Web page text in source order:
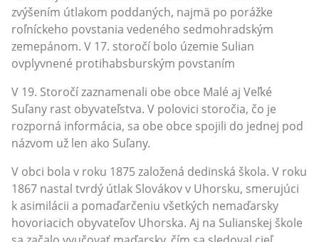
zvýšením útlakom poddaných, najmä po porážke
roľníckeho povstania vedeného sedmohradským
zemepánom. V 17. storočí bolo územie Sulian
ovplyvnené protihabsburským povstaním
V 19. Storočí zaznamenali obe obce Malé aj Veľké
Suľany rast obyvateľstva. V polovici storočia, čo je
rozporná informácia, sa obe obce spojili do jednej pod
názvom už len ako Suľany.
V obci bola v roku 1875 založená dedinská škola. V roku
1867 nastal tvrdý útlak Slovákov v Uhorsku, smerujúci
k asimilácii a pomaďarčeniu všetkých nemaďarsky
hovoriacich obyvateľov Uhorska. Aj na Sulianskej škole